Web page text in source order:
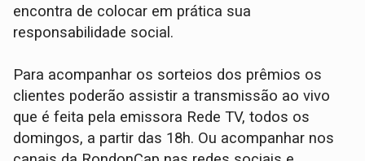
encontra de colocar em prática sua
responsabilidade social.
Para acompanhar os sorteios dos prêmios os
clientes poderão assistir a transmissão ao vivo
que é feita pela emissora Rede TV, todos os
domingos, a partir das 18h. Ou acompanhar nos